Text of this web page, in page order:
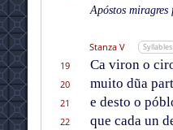
Apóstos miragres
Stanza V Syllables
19 Ca viron o
20
muito dũa
21
e desto o
22
que cada un